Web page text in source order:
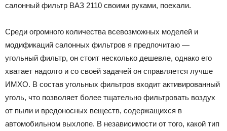
салонный фильтр ВАЗ 2110 своими руками, поехали.
Среди огромного количества всевозможных моделей и
модификаций салонных фильтров я предпочитаю —
угольный фильтр, он стоит несколько дешевле, однако его
хватает надолго и со своей задачей он справляется лучше
ИМХО. В состав угольных фильтров входит активированный
уголь, что позволяет более тщательно фильтровать воздух
от пыли и вредоносных веществ, содержащихся в
автомобильном выхлопе. В независимости от того, какой тип